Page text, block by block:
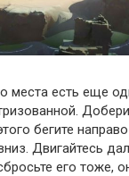
места есть еще
бегите
Двигайтесь
его тоже,